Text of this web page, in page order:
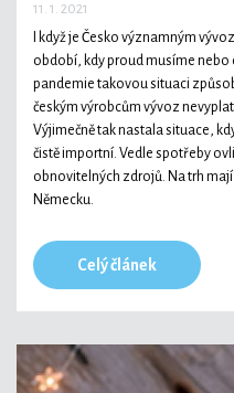
Kultura a
11. 1. 2021
I když je Česko významným
období, kdy proud musíme nebo
pandemie takovou situaci
českým výrobcům vývoz
Výjimečně tak nastala situace,
čistě importní. Vedle spotřeby
obnovitelných zdrojů. Na trh
Německu.
Celý článek